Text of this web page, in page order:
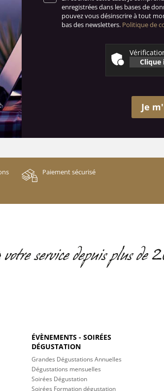
enregistrées dans les bases de
pouvez vous désinscrire à tout
bas des newsletters. Politique de
Clique
Je
Paiement sécurisé
ÉVÈNEMENTS - SOIRÉES
DÉGUSTATION
Grandes Dégustations Annuelles
Dégustations mensuelles
Soirées Dégustation
Soirées Formation dégustation